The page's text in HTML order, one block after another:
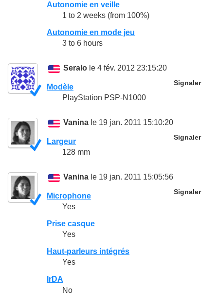
Autonomie en veille
1 to 2 weeks (from 100%)
Autonomie en mode jeu
3 to 6 hours
Seralo le 4 fév. 2012 23:15:20
Signaler
Modèle
PlayStation PSP-N1000
Vanina le 19 jan. 2011 15:10:20
Signaler
Largeur
128 mm
Vanina le 19 jan. 2011 15:05:56
Signaler
Microphone
Yes
Prise casque
Yes
Haut-parleurs intégrés
Yes
IrDA
No